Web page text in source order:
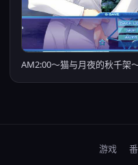
AM2:00～猫与月夜的秋千架
游戏